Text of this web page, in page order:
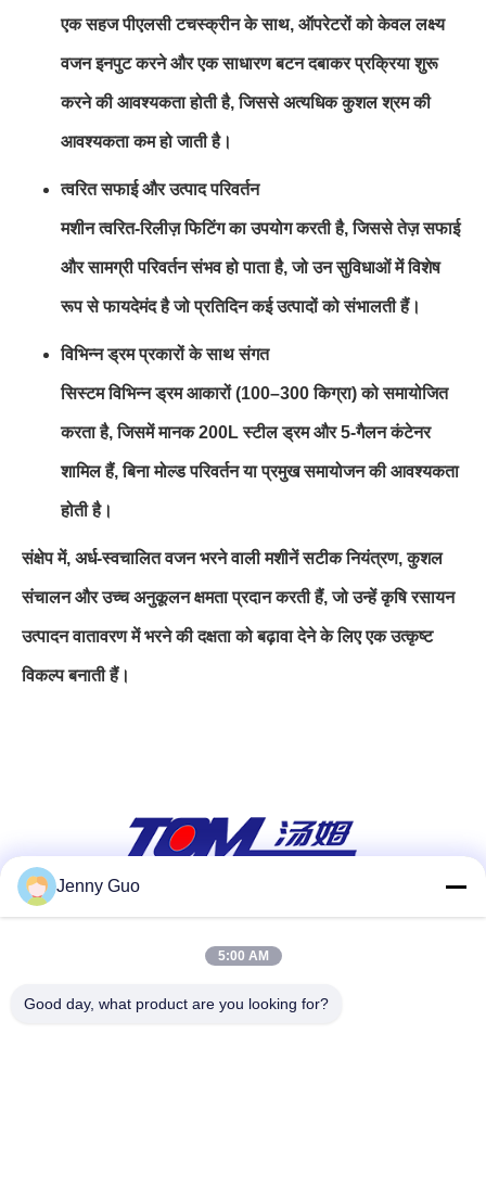
एक सहज पीएलसी टचस्क्रीन के साथ, ऑपरेटरों को केवल लक्ष्य
वजन इनपुट करने और एक साधारण बटन दबाकर प्रक्रिया शुरू
करने की आवश्यकता होती है, जिससे अत्यधिक कुशल श्रम की
आवश्यकता कम हो जाती है।
त्वरित सफाई और उत्पाद परिवर्तन
मशीन त्वरित-रिलीज़ फिटिंग का उपयोग करती है, जिससे तेज़ सफाई
और सामग्री परिवर्तन संभव हो पाता है, जो उन सुविधाओं में विशेष
रूप से फायदेमंद है जो प्रतिदिन कई उत्पादों को संभालती हैं।
विभिन्न ड्रम प्रकारों के साथ संगत
सिस्टम विभिन्न ड्रम आकारों (100–300 किग्रा) को समायोजित
करता है, जिसमें मानक 200L स्टील ड्रम और 5-गैलन कंटेनर
शामिल हैं, बिना मोल्ड परिवर्तन या प्रमुख समायोजन की आवश्यकता
होती है।
संक्षेप में, अर्ध-स्वचालित वजन भरने वाली मशीनें सटीक नियंत्रण, कुशल
संचालन और उच्च अनुकूलन क्षमता प्रदान करती हैं, जो उन्हें कृषि रसायन
उत्पादन वातावरण में भरने की दक्षता को बढ़ावा देने के लिए एक उत्कृष्ट
विकल्प बनाती हैं।
Jenny Guo
5:00 AM
Good day, what product are you looking for?